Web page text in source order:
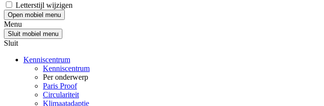
Letterstijl wijzigen
Open mobiel menu
Menu
Sluit mobiel menu
Sluit
Kenniscentrum
Kenniscentrum
Per onderwerp
Paris Proof
Circulariteit
Klimaatadaptie